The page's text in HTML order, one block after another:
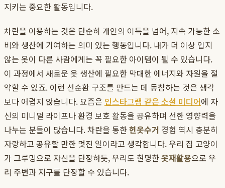
지키는 중요한 활동입니다.
차란을 이용하는 것은 단순히 개인의 이득을 넘어, 지속 가능한 소
비와 생산에 기여하는 의미 있는 행동입니다. 내가 더 이상 입지
않는 옷이 다른 사람에게는 꼭 필요한 아이템이 될 수 있습니다.
이 과정에서 새로운 옷 생산에 필요한 막대한 에너지와 자원을 절
약할 수 있죠. 이런 선순환 구조를 만드는 데 동참하는 것은 생각
보다 어렵지 않습니다. 요즘은 인스타그램 같은 소셜 미디어에 자
신의 미니멀 라이프나 환경 보호 활동을 공유하며 선한 영향력을
나누는 분들이 많습니다. 차란을 통한헌옷수거 경험 역시 충분히
자랑하고 공유할 만한 멋진 일이라고 생각합니다. 우리 집 고양이
가 그루밍으로 자신을 단장하듯, 우리도 현명한옷재활용으로 우
리 주변과 지구를 단장할 수 있습니다.